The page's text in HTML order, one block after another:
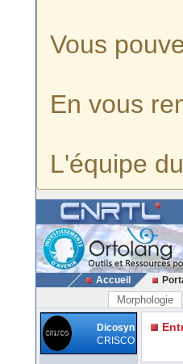
Vous
En vous
L'équipe
Accueil
Morphologie
Dicosyn
CRISCO